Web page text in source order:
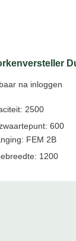
na inloggen
2500
600
FEM 2B
1200